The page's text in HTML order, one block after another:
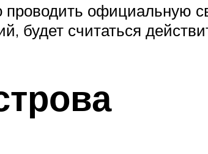
проводить официальную
будет считаться